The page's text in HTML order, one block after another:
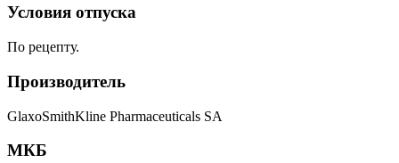
Условия отпуска
По рецепту.
Производитель
GlaxoSmithKline Pharmaceuticals SA
МКБ